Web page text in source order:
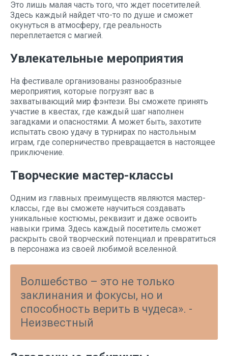
Это лишь малая часть того, что ждет посетителей.
Здесь каждый найдет что-то по душе и сможет
окунуться в атмосферу, где реальность
переплетается с магией.
Увлекательные мероприятия
На фестивале организованы разнообразные
мероприятия, которые погрузят вас в
захватывающий мир фэнтези. Вы сможете принять
участие в квестах, где каждый шаг наполнен
загадками и опасностями. А может быть, захотите
испытать свою удачу в турнирах по настольным
играм, где соперничество превращается в настоящее
приключение.
Творческие мастер-классы
Одним из главных преимуществ являются мастер-
классы, где вы сможете научиться создавать
уникальные костюмы, реквизит и даже освоить
навыки грима. Здесь каждый посетитель сможет
раскрыть свой творческий потенциал и превратиться
в персонажа из своей любимой вселенной.
Волшебство – это не только
заклинания и фокусы, но и
способность верить в чудеса». -
Неизвестный